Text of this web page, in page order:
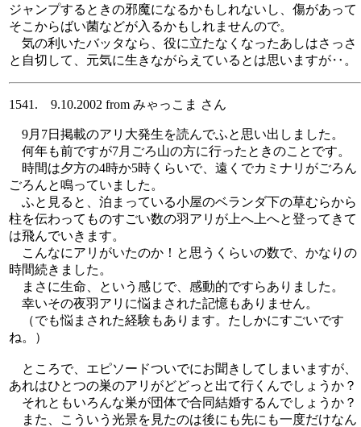
ジャンプするときの邪魔になるかもしれないし、傷があって
そこからばい菌などが入るかもしれませんので。
気の利いたバッタなら、役に立たなくなったあしはさっさ
と自切して、元気に生きながらえているとは思いますが‥。
1541. 9.10.2002 from みゃっこま さん
9月7日掲載のアリ大発生を読んでふと思い出しました。
何年も前ですが7月ごろ山の方に行ったときのことです。
時間は夕方の4時か5時くらいで、遠くでカミナリがごろん
ごろんと鳴っていました。
ふと見ると、泊まっている小屋のベランダ下の草むらから
柱を伝わってものすごい数の羽アリが上へ上へと登ってきて
は飛んでいきます。
こんなにアリがいたのか！と思うくらいの数で、かなりの
時間続きました。
まさに生命、という感じで、感動的ですらありました。
幸いその夜羽アリに悩まされた記憶もありません。
（でも悩まされた経験もあります。たしかにすごいです
ね。）
ところで、エピソードついでにお聞きしてしまいますが、
あれはひとつの巣のアリがどどっと出て行くんでしょうか？
それともいろんな巣が団体で合同結婚するんでしょうか？
また、こういう光景を見たのは後にも先にも一度だけなん